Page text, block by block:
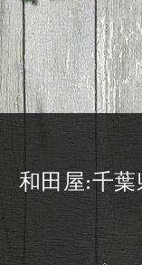
和田屋:千